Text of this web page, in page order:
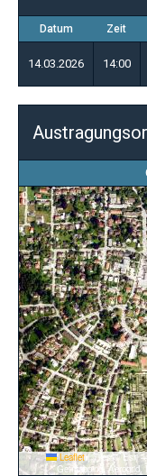
Datum Zeit
14.03.2026 14:00
Leaflet |Tiles © Esri —
Getmapping,